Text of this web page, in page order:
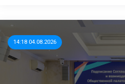
14:18 04.08.2026